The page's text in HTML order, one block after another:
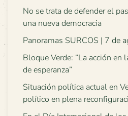
No se trata de defender el
una nueva democracia
Panoramas SURCOS | 7 de
Bloque Verde: “La acción en
de esperanza”
Situación política actual en
político en plena